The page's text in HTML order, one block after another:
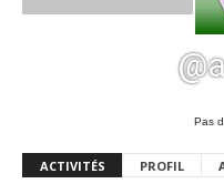
Pas
ACTIVITÉS PROFIL